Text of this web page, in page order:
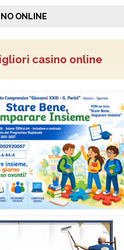
ONLINE
casino online